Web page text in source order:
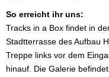
So erreicht ihr uns:
Tracks in a Box findet in
Stadtterrasse des Aufbau
Treppe links vor dem
hinauf. Die Galerie